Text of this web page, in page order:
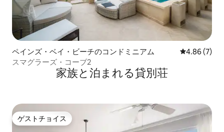
ペインズ・ベイ・ビーチのコンドミニアム レビュー7
4.86 (7)
スマグラーズ・コーブ2
家族と泊まれる貸別荘
ゲストチョイス
ゲストチョイス